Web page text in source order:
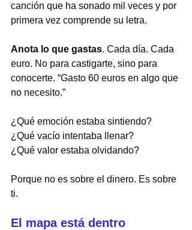
canción que ha sonado mil veces y por
primera vez comprende su letra.
Anota lo que gastas. Cada día. Cada
euro. No para castigarte, sino para
conocerte. “Gasto 60 euros en algo que
no necesito.”
¿Qué emoción estaba sintiendo?
¿Qué vacío intentaba llenar?
¿Qué valor estaba olvidando?
Porque no es sobre el dinero. Es sobre
ti.
El mapa está dentro